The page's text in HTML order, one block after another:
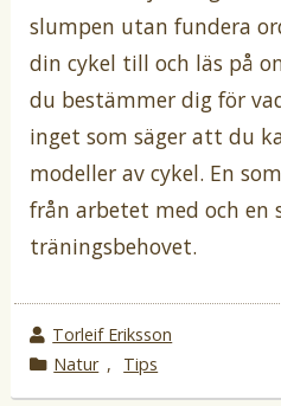
slumpen utan fundera
din cykel till och läs på
du bestämmer dig för
inget som säger att du
modeller av cykel. En
från arbetet med och en
träningsbehovet.
w
r
o
Torleif Eriksson
k
a
Natur , Tips